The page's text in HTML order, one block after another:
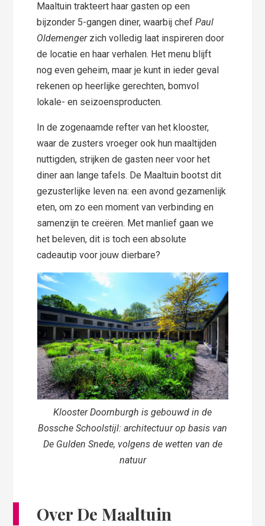
Maaltuin trakteert haar gasten op een
bijzonder 5-gangen diner, waarbij chefPaul
Oldemenger zich volledig laat inspireren door
de locatie en haar verhalen. Het menu blijft
nog even geheim, maar je kunt in ieder geval
rekenen op heerlijke gerechten, bomvol
lokale- en seizoensproducten.
In de zogenaamde refter van het klooster,
waar de zusters vroeger ook hun maaltijden
nuttigden, strijken de gasten neer voor het
diner aan lange tafels. De Maaltuin bootst dit
gezusterlijke leven na: een avond gezamenlijk
eten, om zo een moment van verbinding en
samenzijn te creëren. Met manlief gaan we
het beleven, dit is toch een absolute
cadeautip voor jouw dierbare?
Klooster Doornburgh is gebouwd in de
Bossche Schoolstijl: architectuur op basis van
De Gulden Snede, volgens de wetten van de
natuur
Over De Maaltuin